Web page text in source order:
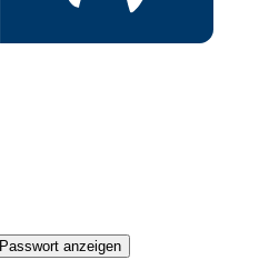
Passwort anzeigen